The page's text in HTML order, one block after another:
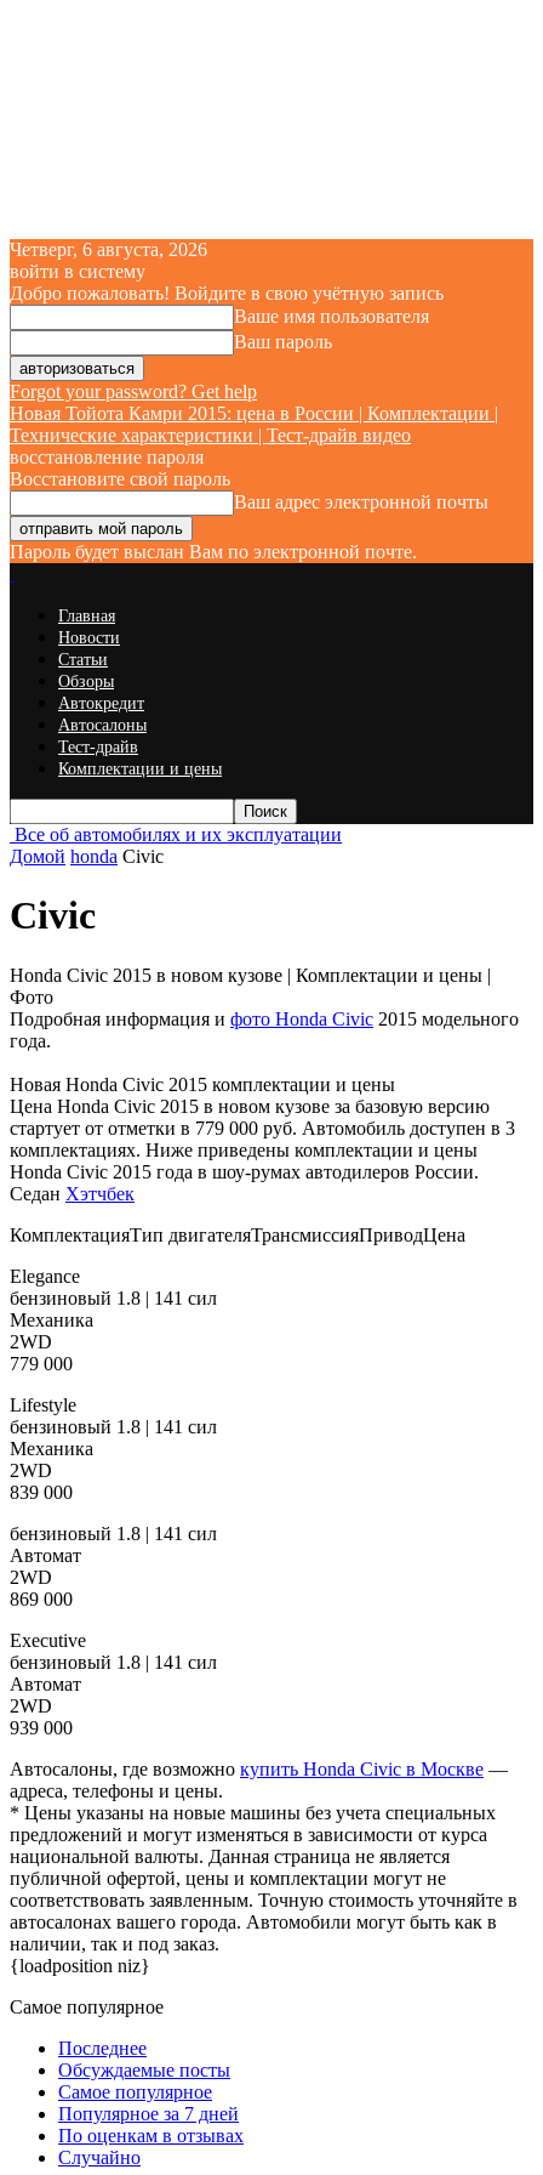
Четверг, 6 августа, 2026
войти в систему
Добро пожаловать! Войдите в свою учётную запись
Ваше имя пользователя
Ваш пароль
Forgot your password? Get help
Новая Тойота Камри 2015: цена в России | Комплектации |
Технические характеристики | Тест-драйв видео
восстановление пароля
Восстановите свой пароль
Ваш адрес электронной почты
Пароль будет выслан Вам по электронной почте.
Главная
Новости
Статьи
Обзоры
Автокредит
Автосалоны
Тест-драйв
Комплектации и цены
Все об автомобилях и их эксплуатации
Домой honda Civic
Civic
Honda Civic 2015 в новом кузове | Комплектации и цены |
Фото
Подробная информация и фото Honda Civic 2015 модельного
года.
Новая Honda Civic 2015 комплектации и цены
Цена Honda Civic 2015 в новом кузове за базовую версию
стартует от отметки в 779 000 руб. Автомобиль доступен в 3
комплектациях. Ниже приведены комплектации и цены
Honda Civic 2015 года в шоу-румах автодилеров России.
Седан Хэтчбек
КомплектацияТип двигателяТрансмиссияПриводЦена
Elegance
бензиновый 1.8 | 141 сил
Механика
2WD
779 000
Lifestyle
бензиновый 1.8 | 141 сил
Механика
2WD
839 000
бензиновый 1.8 | 141 сил
Автомат
2WD
869 000
Executive
бензиновый 1.8 | 141 сил
Автомат
2WD
939 000
Автосалоны, где возможно купить Honda Civic в Москве —
адреса, телефоны и цены.
* Цены указаны на новые машины без учета специальных
предложений и могут изменяться в зависимости от курса
национальной валюты. Данная страница не является
публичной офертой, цены и комплектации могут не
соответствовать заявленным. Точную стоимость уточняйте в
автосалонах вашего города. Автомобили могут быть как в
наличии, так и под заказ.
{loadposition niz}
Самое популярное
Последнее
Обсуждаемые посты
Самое популярное
Популярное за 7 дней
По оценкам в отзывах
Случайно